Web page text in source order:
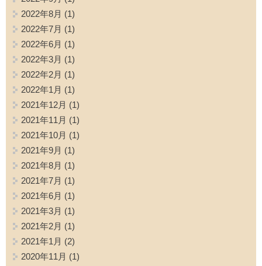
2022年8月 (1)
2022年7月 (1)
2022年6月 (1)
2022年3月 (1)
2022年2月 (1)
2022年1月 (1)
2021年12月 (1)
2021年11月 (1)
2021年10月 (1)
2021年9月 (1)
2021年8月 (1)
2021年7月 (1)
2021年6月 (1)
2021年3月 (1)
2021年2月 (1)
2021年1月 (2)
2020年11月 (1)